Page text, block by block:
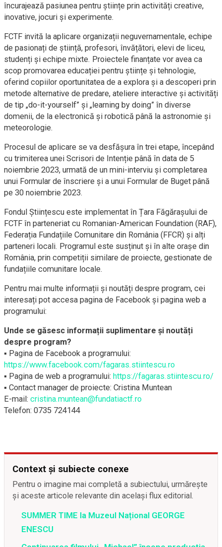
încurajează pasiunea pentru științe prin activități creative,
inovative, jocuri și experimente.
FCTF invită la aplicare organizații neguvernamentale, echipe
de pasionați de știință, profesori, învățători, elevi de liceu,
studenți și echipe mixte. Proiectele finanțate vor avea ca
scop promovarea educației pentru științe și tehnologie,
oferind copiilor oportunitatea de a explora și a descoperi prin
metode alternative de predare, ateliere interactive și activități
de tip „do-it-yourself” și „learning by doing” în diverse
domenii, de la electronică și robotică până la astronomie și
meteorologie.
Procesul de aplicare se va desfășura în trei etape, începând
cu trimiterea unei Scrisori de Intenție până în data de 5
noiembrie 2023, urmată de un mini-interviu și completarea
unui Formular de înscriere și a unui Formular de Buget până
pe 30 noiembrie 2023.
Fondul Științescu este implementat în Țara Făgărașului de
FCTF în parteneriat cu Romanian-American Foundation (RAF),
Federația Fundațiile Comunitare din România (FFCR) și alți
parteneri locali. Programul este susținut și în alte orașe din
România, prin competiții similare de proiecte, gestionate de
fundațiile comunitare locale.
Pentru mai multe informații și noutăți despre program, cei
interesați pot accesa pagina de Facebook și pagina web a
programului:
Unde se găsesc informații suplimentare și noutăți
despre program?
▪ Pagina de Facebook a programului:
https://www.facebook.com/fagaras.stiintescu.ro
▪ Pagina de web a programului: https://fagaras.stiintescu.ro/
▪ Contact manager de proiecte: Cristina Muntean
E-mail: cristina.muntean@fundatiactf.ro
Telefon: 0735 724144
Context și subiecte conexe
Pentru o imagine mai completă a subiectului, urmărește
și aceste articole relevante din același flux editorial.
SUMMER TIME la Muzeul Național GEORGE
ENESCU